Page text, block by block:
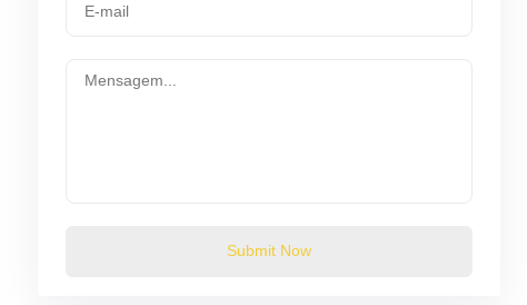
Submit Now